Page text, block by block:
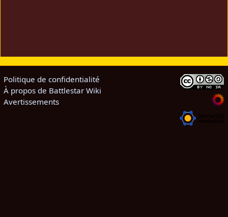
Politique de confidentialité
À propos de Battlestar Wiki
Avertissements